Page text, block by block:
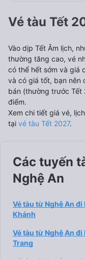
Vé tàu Tết
Vào dịp Tết Âm lịch,
thường tăng cao, vé
có thể hết sớm và giá
và có giá tốt, bạn nên
bán (thường trước Tết
điểm.
Xem chi tiết giá vé,
tại vé tàu Tết 2027.
Các tuyến
Nghệ An
Vé tàu từ Nghệ An đi
Khánh
Vé tàu từ Nghệ An đi
Trang